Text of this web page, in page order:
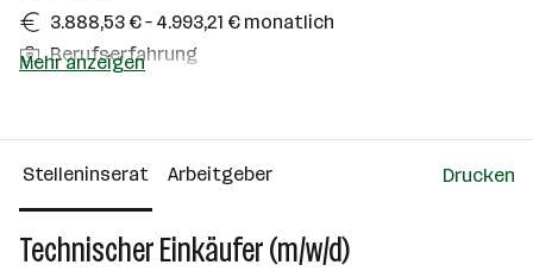
3.888,53 € – 4.993,21 € monatlich
Berufserfahrung
2501 - 10000 Mitarbeiter*innen
Mehr anzeigen
Stelleninserat Arbeitgeber Drucken
Technischer Einkäufer (m/w/d)